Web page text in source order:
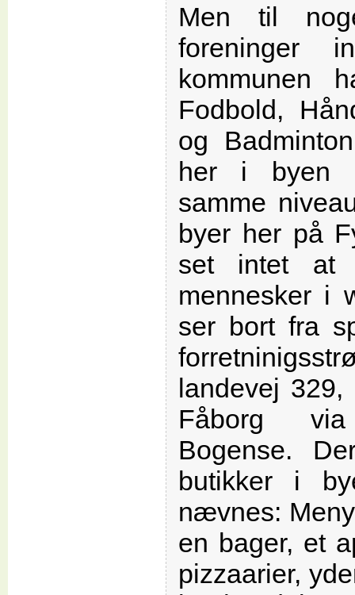
Men til
foreninger
kommunen
Fodbold,
og
her i byen
samme
byer her på
set intet at
mennesker i
ser bort fra
landevej
Fåborg
Bogense.
butikker i
nævnes:
en bager, et
pizzaarier,